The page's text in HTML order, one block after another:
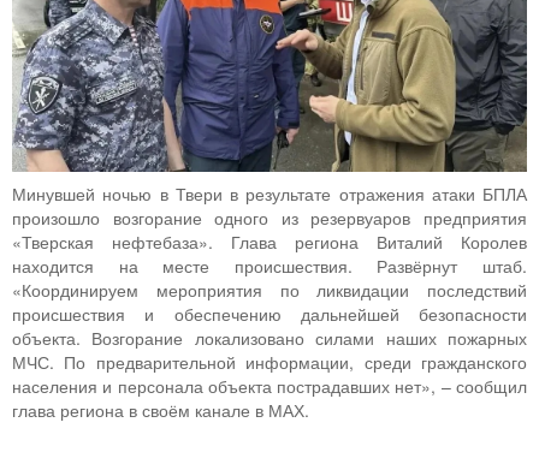
Минувшей ночью в Твери в результате отражения атаки БПЛА
произошло возгорание одного из резервуаров предприятия
«Тверская нефтебаза». Глава региона Виталий Королев
находится на месте происшествия. Развёрнут штаб.
«Координируем мероприятия по ликвидации последствий
происшествия и обеспечению дальнейшей безопасности
объекта. Возгорание локализовано силами наших пожарных
МЧС. По предварительной информации, среди гражданского
населения и персонала объекта пострадавших нет», – сообщил
глава региона в своём канале в МАХ.